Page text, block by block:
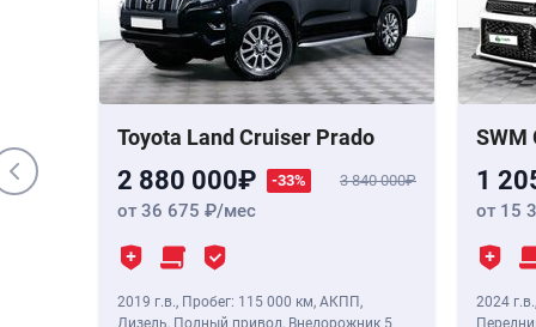
Toyota Land Cruiser Prado
2 880 000 -33% 3 840 000
от 36 675 /мес
2019 г.в., Пробег: 115 000 км, АКПП,
SWM
1
от 15
2024 г.в.